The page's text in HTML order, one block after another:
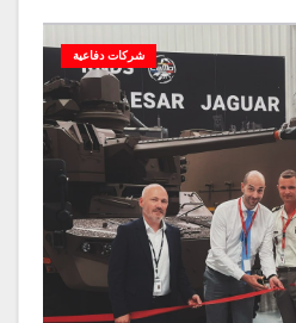
شركات دفاعية